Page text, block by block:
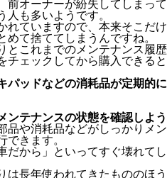
前オーナーが紛失してしまって
人も多いようです。
れていますので、本来そこだけ
て捨ててしまうんですね。
とこれまでのメンテナンス履歴
チェックしてから購入できると
パッドなどの消耗品が定期的に
ンテナンスの状態を確認しよう
品や消耗品などがしっかりメン
できます。
だから」といってすぐ壊れてし
は長年使われてきたもののほう